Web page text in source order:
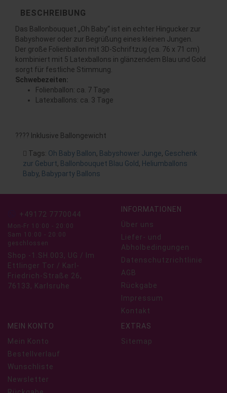
BESCHREIBUNG
Das Ballonbouquet „Oh Baby“ ist ein echter Hingucker zur
Babyshower oder zur Begrüßung eines kleinen Jungen.
Der große Folienballon mit 3D-Schriftzug (ca. 76 x 71 cm)
kombiniert mit 5 Latexballons in glänzendem Blau und Gold
sorgt für festliche Stimmung.
Schwebezeiten:
Folienballon: ca. 7 Tage
Latexballons: ca. 3 Tage
???? Inklusive Ballongewicht
Tags: Oh Baby Ballon, Babyshower Junge, Geschenk
zur Geburt, Ballonbouquet Blau Gold, Heliumballons
Baby, Babyparty Ballons
+49172 7770044
Mon-Fr 10:00 - 20:00
Sam 10:00 - 20:00
geschlossen
Shop -1.SH.003, UG / Im
Ettlinger Tor / Karl-
Friedrich-Straße 26,
76133, Karlsruhe
INFORMATIONEN
Über uns
Liefer- und
Abholbedingungen
Datenschutzrichtlinie
AGB
Rückgabe
Impressum
Kontakt
MEIN KONTO
Mein Konto
Bestellverlauf
Wunschliste
Newsletter
EXTRAS
Sitemap